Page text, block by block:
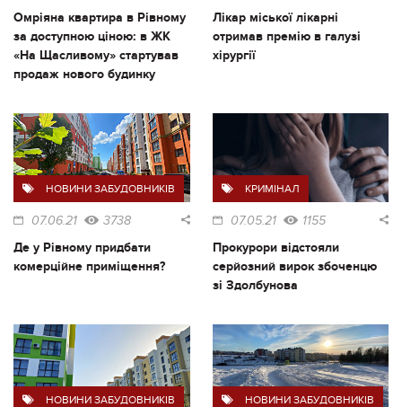
Омріяна квартира в Рівному
за доступною ціною: в ЖК
«На Щасливому» стартував
продаж нового будинку
Лікар міської лікарні
отримав премію в галузі
хірургії
НОВИНИ ЗАБУДОВНИКІВ
07.06.21 3738
Де у Рівному придбати
комерційне приміщення?
КРИМІНАЛ
07.05.21 1155
Прокурори відстояли
серйозний вирок збоченцю
зі Здолбунова
НОВИНИ ЗАБУДОВНИКІВ НОВИНИ ЗАБУДОВНИКІВ